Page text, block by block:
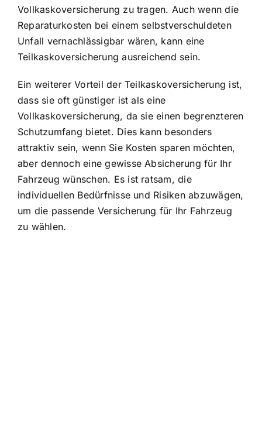
Vollkaskoversicherung zu tragen. Auch wenn die
Reparaturkosten bei einem selbstverschuldeten
Unfall vernachlässigbar wären, kann eine
Teilkaskoversicherung ausreichend sein.
Ein weiterer Vorteil der Teilkaskoversicherung ist,
dass sie oft günstiger ist als eine
Vollkaskoversicherung, da sie einen begrenzteren
Schutzumfang bietet. Dies kann besonders
attraktiv sein, wenn Sie Kosten sparen möchten,
aber dennoch eine gewisse Absicherung für Ihr
Fahrzeug wünschen. Es ist ratsam, die
individuellen Bedürfnisse und Risiken abzuwägen,
um die passende Versicherung für Ihr Fahrzeug
zu wählen.